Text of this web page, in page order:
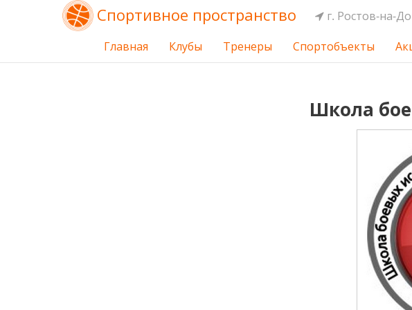
Спортивное пространство г. Ростов-на-
Главная Клубы Тренеры Спортобъекты
Школа